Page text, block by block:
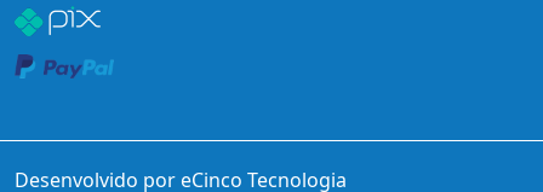
Desenvolvido por eCinco Tecnologia